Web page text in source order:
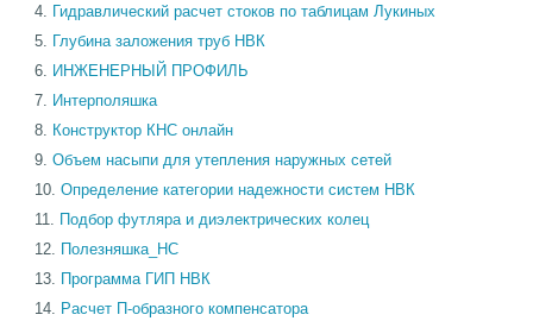
Гидравлический расчет стоков по таблицам Лукиных
Глубина заложения труб НВК
ИНЖЕНЕРНЫЙ ПРОФИЛЬ
Интерполяшка
Конструктор КНС онлайн
Объем насыпи для утепления наружных сетей
Определение категории надежности систем НВК
Подбор футляра и диэлектрических колец
Полезняшка_НС
Программа ГИП НВК
Расчет П-образного компенсатора